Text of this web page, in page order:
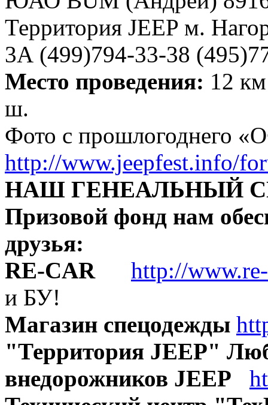
Территория JEEP м.
3А (499)794-33-38
Место проведения: 12
ш.
Фото с
http://www.jeepfest.info/
НАШ ГЕНЕАЛЬНЫЙ
Призовой фонд нам
друзья:
RE-CAR
http://
и БУ!
Магазин спецодежды
"Территория JEEP"
внедорожников JEEP